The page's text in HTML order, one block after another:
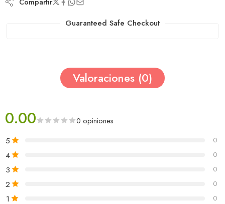
Guaranteed Safe Checkout
Valoraciones (0)
0.00 0 opiniones
5 0
4 0
3 0
2 0
1 0